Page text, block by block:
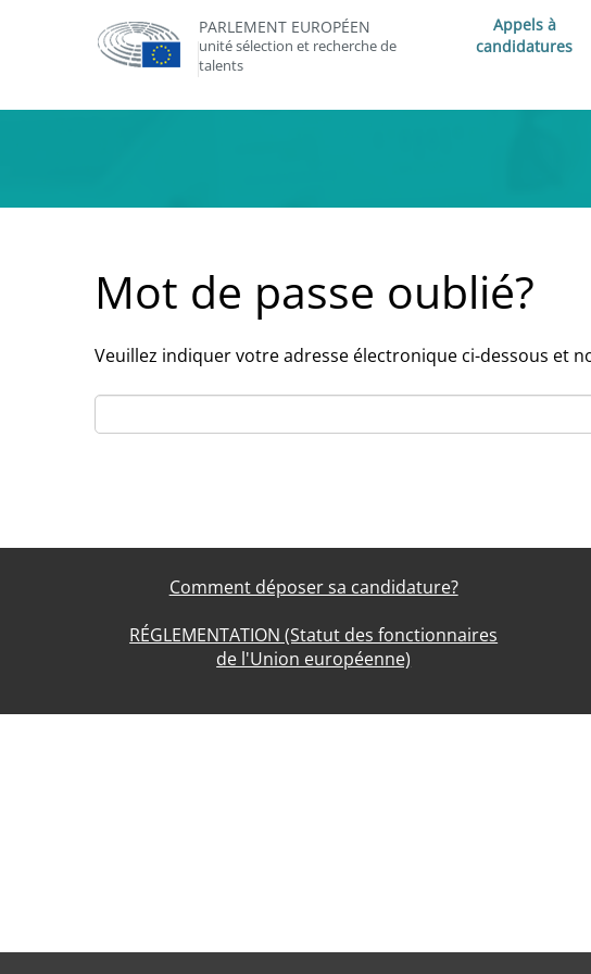
PARLEMENT EUROPÉEN
unité sélection et recherche de
talents
Appels à
candidatures
Mot de passe oublié?
Veuillez indiquer votre adresse électronique ci-dessous et
Comment déposer sa candidature?
RÉGLEMENTATION (Statut des fonctionnaires
de l'Union européenne)